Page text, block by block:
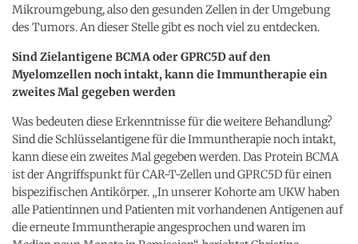
Mikroumgebung, also den gesunden Zellen in der Umgebung
des Tumors. An dieser Stelle gibt es noch viel zu entdecken.
Sind Zielantigene BCMA oder GPRC5D auf den
Myelomzellen noch intakt, kann die Immuntherapie ein
zweites Mal gegeben werden
Was bedeuten diese Erkenntnisse für die weitere Behandlung?
Sind die Schlüsselantigene für die Immuntherapie noch intakt,
kann diese ein zweites Mal gegeben werden. Das Protein BCMA
ist der Angriffspunkt für CAR-T-Zellen und GPRC5D für einen
bispezifischen Antikörper. „In unserer Kohorte am UKW haben
alle Patientinnen und Patienten mit vorhandenen Antigenen auf
die erneute Immuntherapie angesprochen und waren im